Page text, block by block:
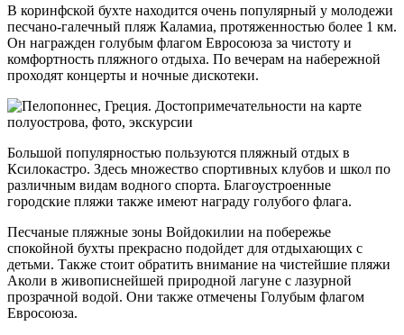
В коринфской бухте находится очень популярный у молодежи
песчано-галечный пляж Каламиа, протяженностью более 1 км.
Он награжден голубым флагом Евросоюза за чистоту и
комфортность пляжного отдыха. По вечерам на набережной
проходят концерты и ночные дискотеки.
Большой популярностью пользуются пляжный отдых в
Ксилокастро. Здесь множество спортивных клубов и школ по
различным видам водного спорта. Благоустроенные
городские пляжи также имеют награду голубого флага.
Песчаные пляжные зоны Войдокилии на побережье
спокойной бухты прекрасно подойдет для отдыхающих с
детьми. Также стоит обратить внимание на чистейшие пляжи
Аколи в живописнейшей природной лагуне с лазурной
прозрачной водой. Они также отмечены Голубым флагом
Евросоюза.